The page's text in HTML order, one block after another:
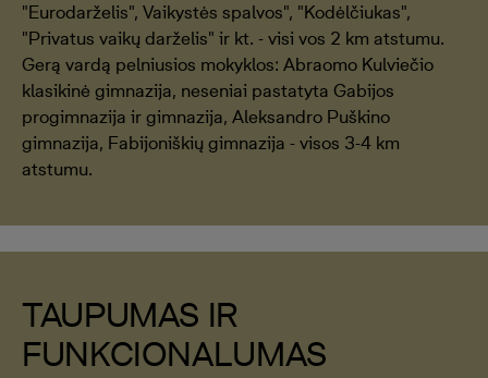
"Eurodarželis", Vaikystės spalvos", "Kodėlčiukas",
"Privatus vaikų darželis" ir kt. - visi vos 2 km atstumu.
Gerą vardą pelniusios mokyklos: Abraomo Kulviečio
klasikinė gimnazija, neseniai pastatyta Gabijos
progimnazija ir gimnazija, Aleksandro Puškino
gimnazija, Fabijoniškių gimnazija - visos 3-4 km
atstumu.
TAUPUMAS IR
FUNKCIONALUMAS